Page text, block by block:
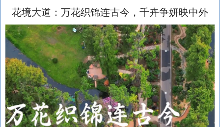
花境大道：万花织锦连古今，千卉争妍映中外